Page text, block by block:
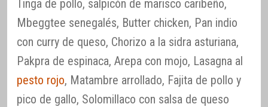
Tinga de pollo, salpicón de marisco caribeño,
Mbeggtee senegalés, Butter chicken, Pan indio
con curry de queso, Chorizo a la sidra asturiana,
Pakpra de espinaca, Arepa con mojo, Lasagna al
pesto rojo, Matambre arrollado, Fajita de pollo y
pico de gallo, Solomillaco con salsa de queso